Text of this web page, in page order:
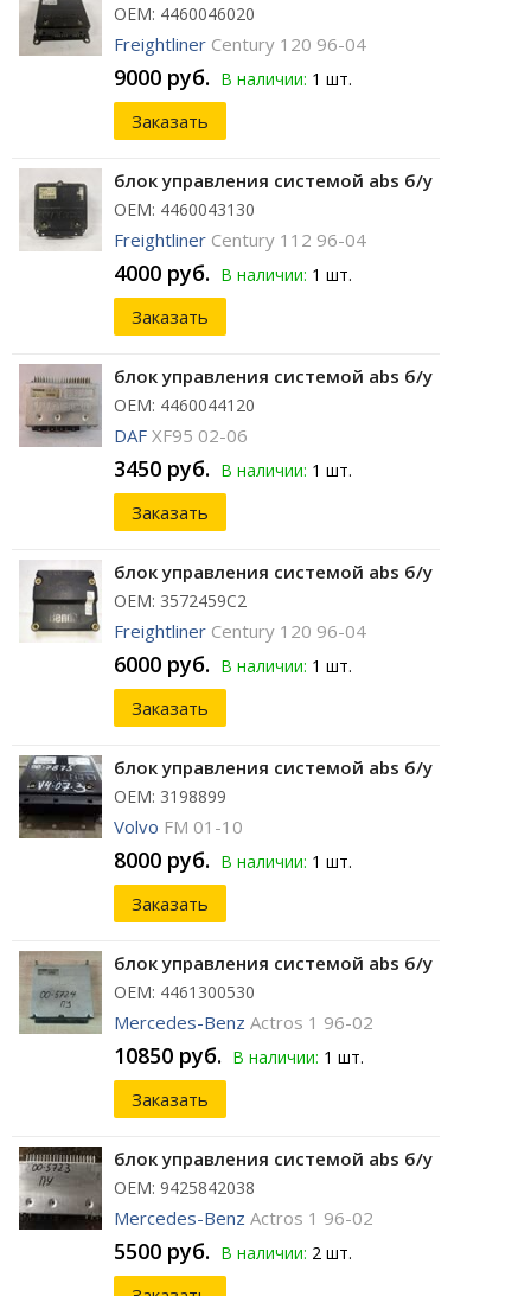
ОЕМ: 4460046020
Freightliner Century 120 96-04
9000 руб. В наличии: 1 шт.
Заказать
блок управления системой abs б/у
ОЕМ: 4460043130
Freightliner Century 112 96-04
4000 руб. В наличии: 1 шт.
Заказать
блок управления системой abs б/у
ОЕМ: 4460044120
DAF XF95 02-06
3450 руб. В наличии: 1 шт.
Заказать
блок управления системой abs б/у
ОЕМ: 3572459C2
Freightliner Century 120 96-04
6000 руб. В наличии: 1 шт.
Заказать
блок управления системой abs б/у
ОЕМ: 3198899
Volvo FM 01-10
8000 руб. В наличии: 1 шт.
Заказать
блок управления системой abs б/у
ОЕМ: 4461300530
Mercedes-Benz Actros 1 96-02
10850 руб. В наличии: 1 шт.
Заказать
блок управления системой abs б/у
ОЕМ: 9425842038
Mercedes-Benz Actros 1 96-02
5500 руб. В наличии: 2 шт.